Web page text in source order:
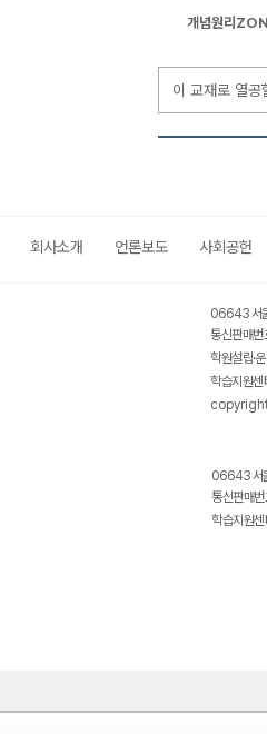
개념원리
이 교재로 열
회사소개 언론보도 사회공헌
06643 서
통신판매
학원설립·
학습지원
06643 서
통신판매
학습지원